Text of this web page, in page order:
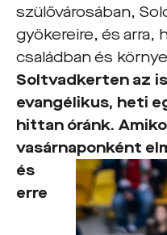
szülővárosában,
gyökereire, és arra,
családban és
Soltvadkerten az
evangélikus, heti
hittan óránk.
vasárnaponként
és
erre